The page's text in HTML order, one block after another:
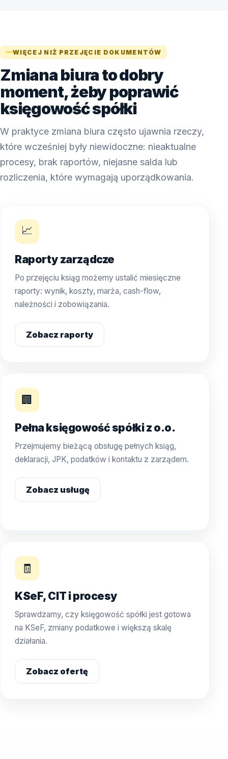
WIĘCEJ NIŻ PRZEJĘCIE DOKUMENTÓW
Zmiana biura to dobry
moment, żeby poprawić
księgowość spółki
W praktyce zmiana biura często ujawnia rzeczy,
które wcześniej były niewidoczne: nieaktualne
procesy, brak raportów, niejasne salda lub
rozliczenia, które wymagają uporządkowania.
📈
Raporty zarządcze
Po przejęciu ksiąg możemy ustalić miesięczne
raporty: wynik, koszty, marża, cash-flow,
należności i zobowiązania.
Zobacz raporty
🏢
Pełna księgowość spółki z o.o.
Przejmujemy bieżącą obsługę pełnych ksiąg,
deklaracji, JPK, podatków i kontaktu z zarządem.
Zobacz usługę
🧾
KSeF, CIT i procesy
Sprawdzamy, czy księgowość spółki jest gotowa
na KSeF, zmiany podatkowe i większą skalę
działania.
Zobacz ofertę